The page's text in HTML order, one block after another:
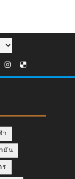
า
มัน
ร